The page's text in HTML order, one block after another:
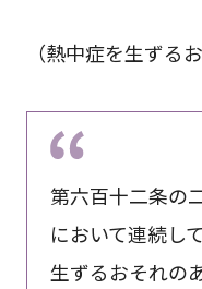
（熱中症を生ずる
第六百十二条の
において連続し
生ずるおそれの